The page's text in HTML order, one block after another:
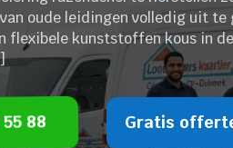
oude leidingen volledig uit te
flexibele kunststoffen kous in
88 Gratis